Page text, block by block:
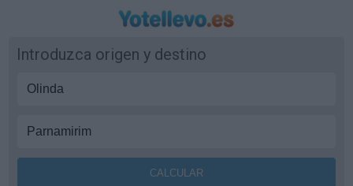
Introduzca origen y destino